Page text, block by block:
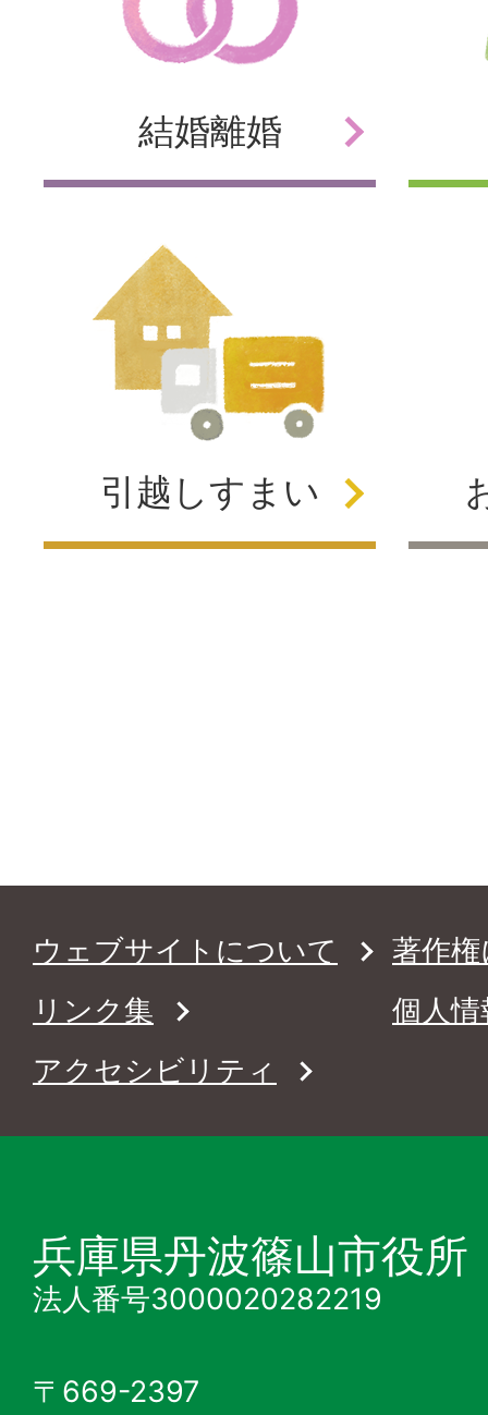
結婚離婚
引越しすまい
ウェブサイトについて
著作
リンク集
個人
アクセシビリティ
兵庫県丹波篠山市役所
法人番号3000020282219
〒669-2397